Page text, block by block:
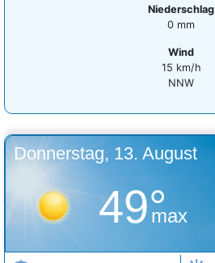
Niederschlag
0 mm
Wind
15 km/h
NNW
Donnerstag, 13. August
49°
max